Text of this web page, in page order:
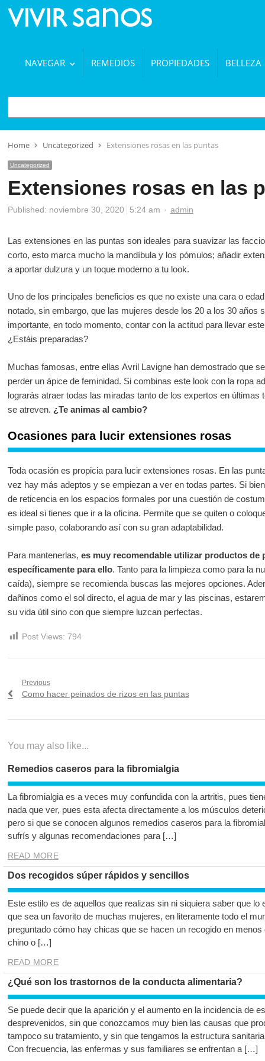
NAVEGAR REMEDIOS PROPIEDADES BELLEZA
BUSCAR
Home Uncategorized Extensiones rosas en las puntas
Uncategorized
Extensiones rosas en las
Published: noviembre 30, 2020 5:24 am Author
admin
Las extensiones en las puntas son ideales para suavizar las
corto, esto marca mucho la mandíbula y los pómulos; añadir
a aportar dulzura y un toque moderno a tu look.
Uno de los principales beneficios es que no existe una cara o
notado, sin embargo, que las mujeres desde los 20 a los 30 años
importante, en todo momento, contar con la actitud para llevar
¿Estáis preparadas?
Muchas famosas, entre ellas Avril Lavigne han demostrado que
perder un ápice de feminidad. Si combinas este look con la ropa
lograrás atraer todas las miradas tanto de los expertos en últimas
se atreven. ¿Te animas al cambio?
Ocasiones para lucir extensiones rosas
Toda ocasión es propicia para lucir extensiones rosas. En las
vez hay más adeptos y se empiezan a ver en todas partes. Si
de reticencia en los espacios formales por una cuestión de
es ideal si tienes que ir a la oficina. Permite que se quiten o
simple paso, colaborando así con su gran adaptabilidad.
Para mantenerlas, es muy recomendable utilizar productos de
específicamente para ello. Tanto para la limpieza como para la
caída), siempre se recomienda buscas las mejores opciones.
dañinos como el sol directo, el agua de mar y las piscinas,
su vida útil sino con que siempre luzcan perfectas.
Post Views: 794
Navegación
Previous
Previous
Como hacer peinados de rizos en las puntas
You may also like...
Remedios caseros para la fibromialgia
La fibromialgia es a veces muy confundida con la artritis, pues
nada que ver, pues esta afecta directamente a los músculos
pero si que se conocen algunos remedios caseros para la
sufrís y algunas recomendaciones para […]
READ MORE
Dos recogidos súper rápidos y sencillos
Este estilo es de aquellos que realizas sin ni siquiera saber que
que sea un favorito de muchas mujeres, en literamente todo el
preguntado cómo hay chicas que se hacen un recogido en
chino o […]
READ MORE
¿Qué son los trastornos de la conducta alimentaria?
Se puede decir que la aparición y el aumento en la incidencia de
desprevenidos, sin que conozcamos muy bien las causas que
tampoco su tratamiento, y sin que tengamos la estructura
Con frecuencia, las enfermas y sus familiares se enfrentan a […]